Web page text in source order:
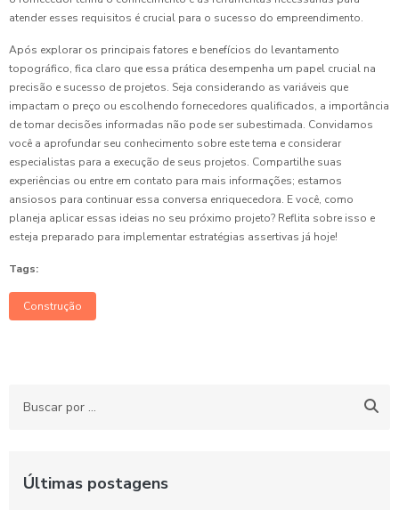
atender esses requisitos é crucial para o sucesso do empreendimento.
Após explorar os principais fatores e benefícios do levantamento
topográfico, fica claro que essa prática desempenha um papel crucial na
precisão e sucesso de projetos. Seja considerando as variáveis que
impactam o preço ou escolhendo fornecedores qualificados, a importância
de tomar decisões informadas não pode ser subestimada. Convidamos
você a aprofundar seu conhecimento sobre este tema e considerar
especialistas para a execução de seus projetos. Compartilhe suas
experiências ou entre em contato para mais informações; estamos
ansiosos para continuar essa conversa enriquecedora. E você, como
planeja aplicar essas ideias no seu próximo projeto? Reflita sobre isso e
esteja preparado para implementar estratégias assertivas já hoje!
Tags:
Construção
Últimas postagens